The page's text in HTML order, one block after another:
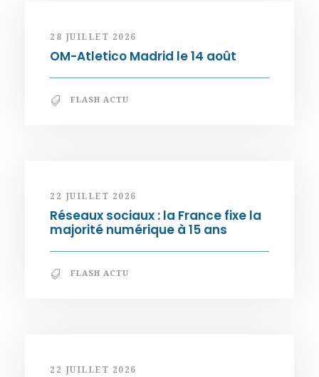
28 JUILLET 2026
OM-Atletico Madrid le 14 août
FLASH ACTU
22 JUILLET 2026
Réseaux sociaux : la France fixe la
majorité numérique à 15 ans
FLASH ACTU
22 JUILLET 2026